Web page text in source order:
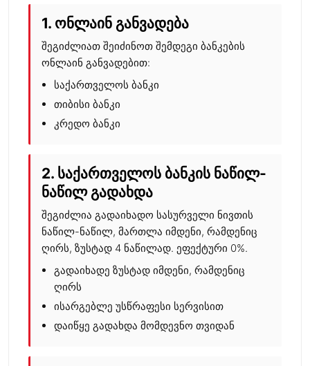
1. ონლაინ განვადება
შეგიძლიათ შეიძინოთ შემდეგი ბანკების
ონლაინ განვადებით:
საქართველოს ბანკი
თიბისი ბანკი
კრედო ბანკი
2. საქართველოს ბანკის ნაწილ-
ნაწილ გადახდა
შეგიძლია გადაიხადო სასურველი ნივთის
ნაწილ-ნაწილ, მართლა იმდენი, რამდენიც
ღირს, ზუსტად 4 ნაწილად. ეფექტური 0%.
გადაიხადე ზუსტად იმდენი, რამდენიც
ღირს
ისარგებლე უსწრაფესი სერვისით
დაიწყე გადახდა მომდევნო თვიდან